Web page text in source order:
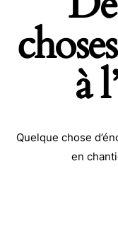
à
Quelque chose
en